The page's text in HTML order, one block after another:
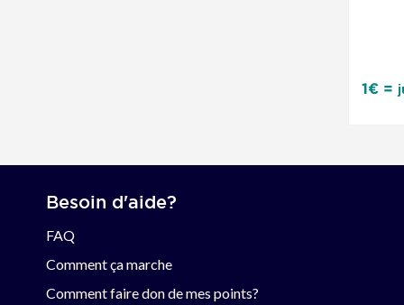
1€ =
Besoin d'aide?
FAQ
Comment ça marche
Comment faire don de mes points?